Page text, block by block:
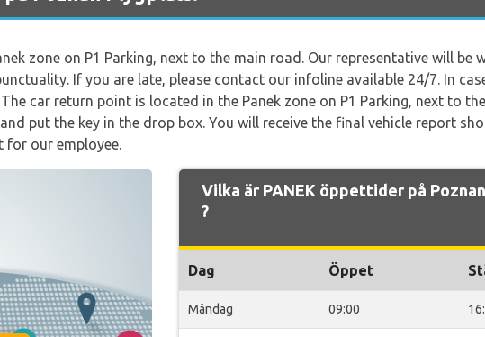
zone on P1 Parking, next to the main road. Our representative will be
If you are late, please contact our infoline available 24/7. In
car return point is located in the Panek zone on P1 Parking, next to
put the key in the drop box. You will receive the final vehicle report
for our employee.
Vilka är PANEK öppettider på
?
Dag Öppet
Måndag 09:00